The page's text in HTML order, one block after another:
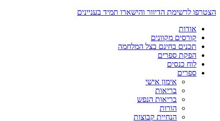
הצטרפו לרשימת הדיוור והישארו תמיד בעניינים
אודות
קורסים מקוונים
תכנים בחינם בצל המלחמה
הפקת ספרים
לוח כנסים
ספרים
אימון אישי
בריאות
בריאות הנפש
הורות
הנחיית קבוצות